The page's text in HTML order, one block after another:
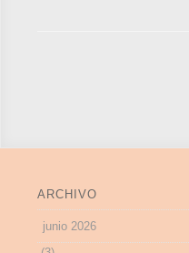
ARCHIVO
junio 2026